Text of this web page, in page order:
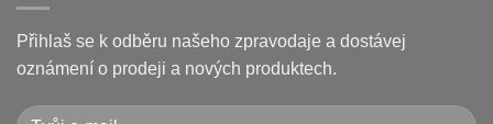
Pro
a
jak
je
vyměnit
pneumatiku
na
elektrokoloběžce
(8.5″
vs
Přihlaš se k odběru našeho zpravodaje a dostávej
oznámení o prodeji a nových produktech.